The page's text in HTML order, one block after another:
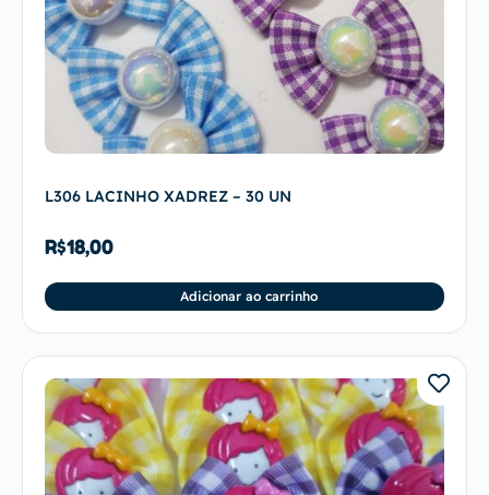
L306 LACINHO XADREZ – 30 UN
R$18,00
Adicionar ao carrinho